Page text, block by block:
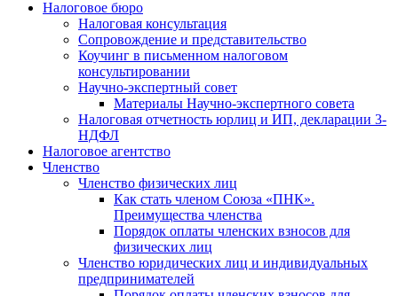
Налоговое бюро
Налоговая консультация
Cопровождение и представительство
Коучинг в письменном налоговом
консультировании
Научно-экспертный совет
Материалы Научно-экспертного совета
Налоговая отчетность юрлиц и ИП, декларации 3-
НДФЛ
Налоговое агентство
Членство
Членство физических лиц
Как стать членом Союза «ПНК».
Преимущества членства
Порядок оплаты членских взносов для
физических лиц
Членство юридических лиц и индивидуальных
предпринимателей